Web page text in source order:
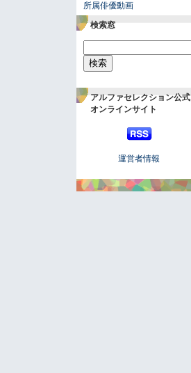
所属俳優動画
検索窓
アルファセレクション公式
オンラインサイト
運営者情報